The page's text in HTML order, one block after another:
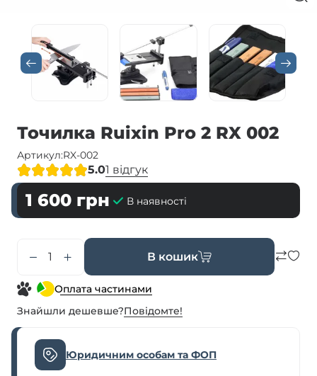
Точилка Ruixin Pro 2 RX 002
Артикул:RX-002
5.01 відгук
1 600 грн В наявності
В кошик
Оплата частинами
Знайшли дешевше?Повiдомте!
Юридичним особам та ФОП